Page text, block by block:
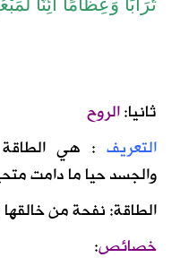
تُرَابًا وَعِظَامًا أَئِنَّا
ثانيا:الروح
التعريف : هي
والجسد حيا ما دامت
الطاقة:نفحة من خالقها
خصائص: